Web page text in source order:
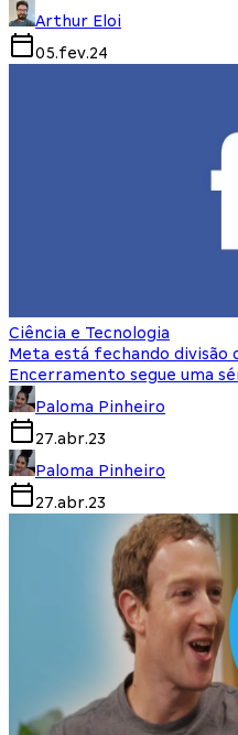
Arthur Eloi
05.fev.24
Ciência e Tecnologia
Meta está fechando divisão
Encerramento segue uma
Paloma Pinheiro
27.abr.23
Paloma Pinheiro
27.abr.23